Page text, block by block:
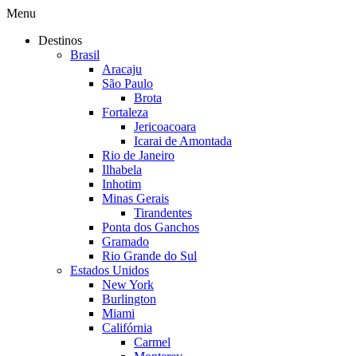
Menu
Destinos
Brasil
Aracaju
São Paulo
Brota
Fortaleza
Jericoacoara
Icarai de Amontada
Rio de Janeiro
Ilhabela
Inhotim
Minas Gerais
Tirandentes
Ponta dos Ganchos
Gramado
Rio Grande do Sul
Estados Unidos
New York
Burlington
Miami
Califórnia
Carmel